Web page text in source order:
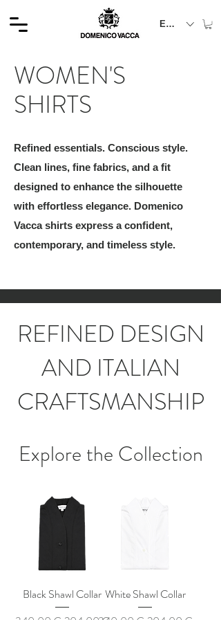
EUR (€)
WOMEN'S
SHIRTS
Refined essentials. Conscious style.
Clean lines, fine fabrics, and a fit
designed to enhance the silhouette
with effortless elegance. Domenico
Vacca shirts express a confident,
contemporary, and timeless style.
REFINED DESIGN
AND ITALIAN
CRAFTSMANSHIP
Explore the Collection
Black Shawl Collar White Shawl Collar